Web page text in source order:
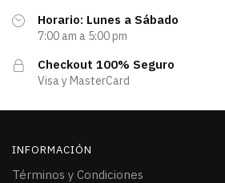
Horario: Lunes a Sábado
7:00 am a 5:00 pm
Checkout 100% Seguro
Visa y MasterCard
INFORMACIÓN
Términos y Condiciones